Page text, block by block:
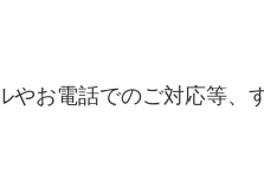
お電話でのご対応等、